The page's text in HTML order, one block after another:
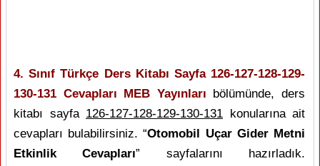
4. Sınıf Türkçe Ders Kitabı Sayfa 126-127-128-129-
130-131 Cevapları MEB Yayınları bölümünde, ders
kitabı sayfa 126-127-128-129-130-131 konularına ait
cevapları bulabilirsiniz. “Otomobil Uçar Gider Metni
Etkinlik Cevapları” sayfalarını hazırladık.